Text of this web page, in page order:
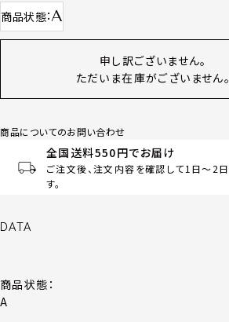
商品状態 A
申し訳ございません。
ただいま在庫がございません。
商品についてのお問い合わせ
全国送料550円でお届け
ご注文後、注文内容を確認して1日～2
す。
DATA
商品状態：
A